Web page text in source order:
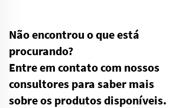
Não encontrou o que está
procurando?
Entre em contato com nossos
consultores para saber mais
sobre os produtos disponíveis.